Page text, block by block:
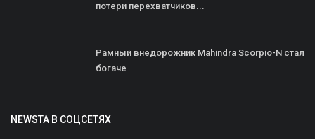
потери перехватчиков...
Рамный внедорожник Mahindra Scorpio-N стал
богаче
NEWSTA В СОЦСЕТЯХ